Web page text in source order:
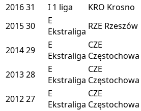
201631 I 1 liga KRO Krosno
201530
E
Ekstraliga RZE Rzeszów
201429
E
Ekstraliga
CZE
Częstochowa
201328
E
Ekstraliga
CZE
Częstochowa
201227
E
Ekstraliga
CZE
Częstochowa